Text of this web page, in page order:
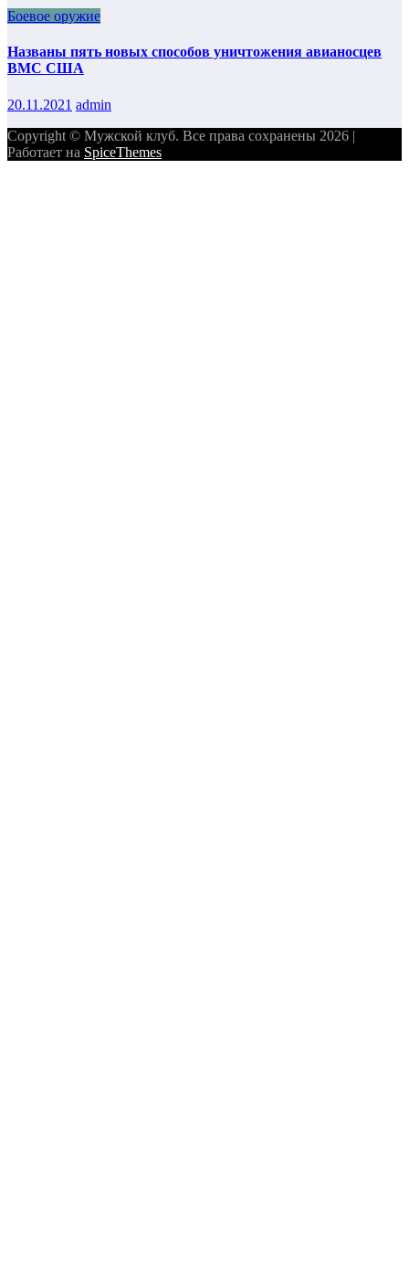
Боевое оружие
Названы пять новых способов уничтожения авианосцев
ВМС США
20.11.2021 admin
Copyright © Мужской клуб. Все права сохранены 2026 |
Работает на SpiceThemes